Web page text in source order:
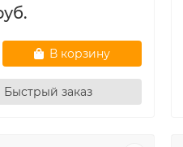
В корзину
Быстрый заказ